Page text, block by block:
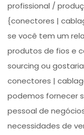
profissional /
{conectores |
se você tem um
produtos de fios e
sourcing ou
conectores |
podemos fornecer
pessoal de
necessidades de